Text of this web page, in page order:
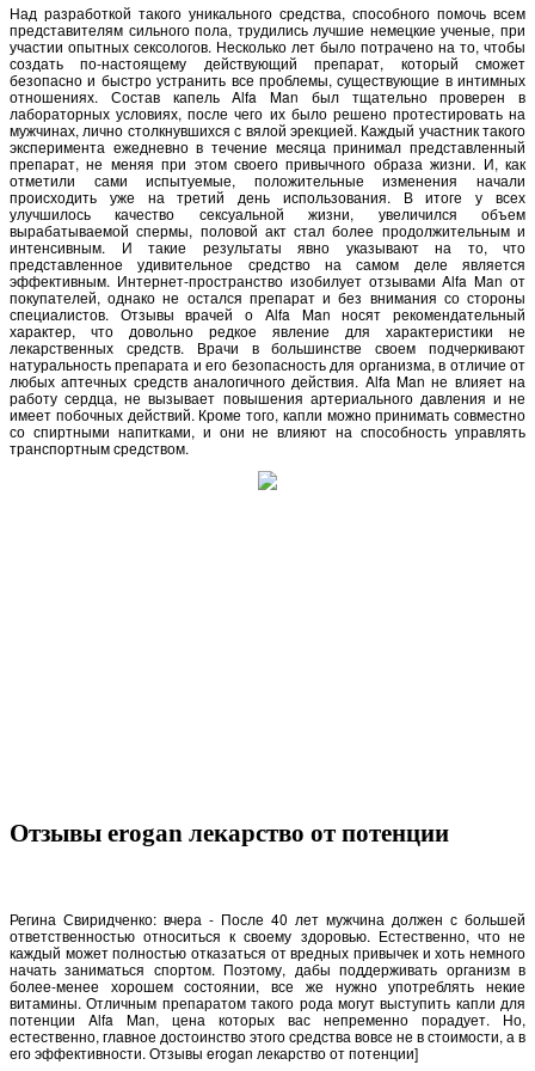
Над разработкой такого уникального средства, способного помочь всем
представителям сильного пола, трудились лучшие немецкие ученые, при
участии опытных сексологов. Несколько лет было потрачено на то, чтобы
создать по-настоящему действующий препарат, который сможет
безопасно и быстро устранить все проблемы, существующие в интимных
отношениях. Состав капель Alfa Man был тщательно проверен в
лабораторных условиях, после чего их было решено протестировать на
мужчинах, лично столкнувшихся с вялой эрекцией. Каждый участник такого
эксперимента ежедневно в течение месяца принимал представленный
препарат, не меняя при этом своего привычного образа жизни. И, как
отметили сами испытуемые, положительные изменения начали
происходить уже на третий день использования. В итоге у всех
улучшилось качество сексуальной жизни, увеличился объем
вырабатываемой спермы, половой акт стал более продолжительным и
интенсивным. И такие результаты явно указывают на то, что
представленное удивительное средство на самом деле является
эффективным. Интернет-пространство изобилует отзывами Alfa Man от
покупателей, однако не остался препарат и без внимания со стороны
специалистов. Отзывы врачей о Alfa Man носят рекомендательный
характер, что довольно редкое явление для характеристики не
лекарственных средств. Врачи в большинстве своем подчеркивают
натуральность препарата и его безопасность для организма, в отличие от
любых аптечных средств аналогичного действия. Alfa Man не влияет на
работу сердца, не вызывает повышения артериального давления и не
имеет побочных действий. Кроме того, капли можно принимать совместно
со спиртными напитками, и они не влияют на способность управлять
транспортным средством.
Отзывы erogan лекарство от потенции
Регина Свиридченко: вчера - После 40 лет мужчина должен с большей
ответственностью относиться к своему здоровью. Естественно, что не
каждый может полностью отказаться от вредных привычек и хоть немного
начать заниматься спортом. Поэтому, дабы поддерживать организм в
более-менее хорошем состоянии, все же нужно употреблять некие
витамины. Отличным препаратом такого рода могут выступить капли для
потенции Alfa Man, цена которых вас непременно порадует. Но,
естественно, главное достоинство этого средства вовсе не в стоимости, а в
его эффективности. Отзывы erogan лекарство от потенции]